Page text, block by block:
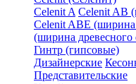
Celenit A Celenit AB
Celenit ABE (ширина
(ширина древесного
Гинтр (гипсовые)
Дизайнерские
Представительские